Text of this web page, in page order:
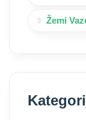
Žemi